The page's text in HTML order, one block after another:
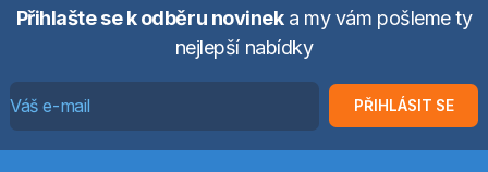
Přihlašte se k odběru novineka my vám pošleme ty
nejlepší nabídky
PŘIHLÁSIT SE